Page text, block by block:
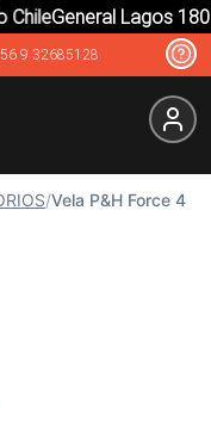
General Lagos
9 32685128
/Vela P&H Force 4